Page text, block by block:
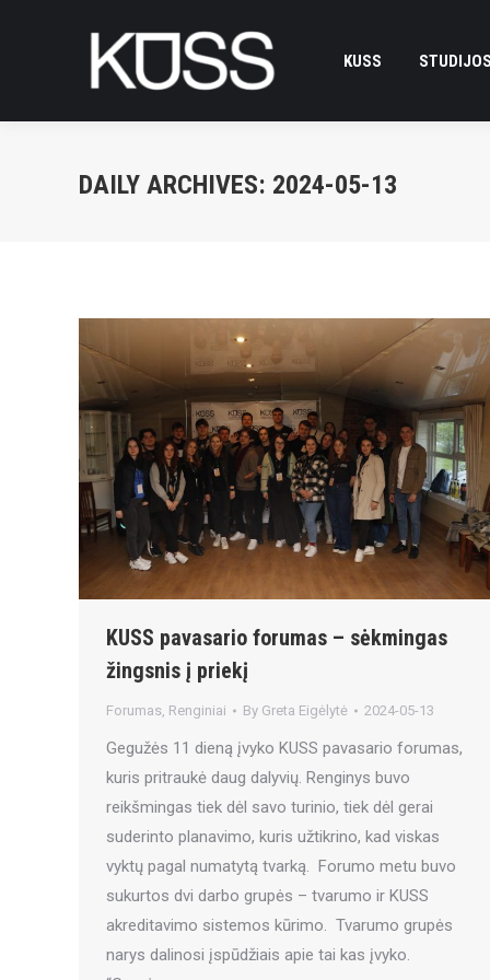
KUSS
DAILY ARCHIVES: 2024-05-13
KUSS pavasario forumas – sėkmingas
žingsnis į priekį
Forumas, Renginiai By Greta Eigėlytė 2024-05-13
Gegužės 11 dieną įvyko KUSS pavasario forumas,
kuris pritraukė daug dalyvių. Renginys buvo
reikšmingas tiek dėl savo turinio, tiek dėl gerai
suderinto planavimo, kuris užtikrino, kad viskas
vyktų pagal numatytą tvarką. Forumo metu buvo
sukurtos dvi darbo grupės – tvarumo ir KUSS
akreditavimo sistemos kūrimo. Tvarumo grupės
narys dalinosi įspūdžiais apie tai kas įvyko.
KUSS